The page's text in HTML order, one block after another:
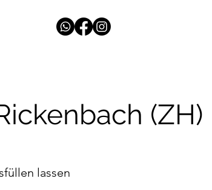
(ZH)
lassen